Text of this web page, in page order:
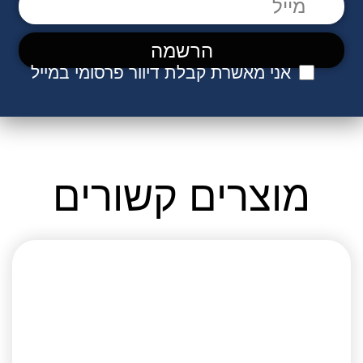
אני מאשרת קבלת דיוור פרסומי במייל
מוצרים קשורים